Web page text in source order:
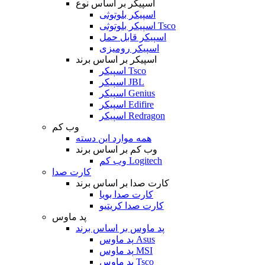
اسپیکر بر اساس نوع
اسپیکر بلوتوثی
اسپیکر بلوتوثی Tsco
اسپیکر قابل حمل
اسپیکر رومیزی
اسپیکر بر اساس برند
اسپیکر Tsco
اسپیکر JBL
اسپیکر Genius
اسپیکر Edifire
اسپیکر Redragon
وب کم
همه موارد این دسته
وب کم بر اساس برند
وب کم Logitech
کارت صدا
کارت صدا بر اساس برند
کارت صدا بویا
کارت صدا کریتیو
پد ماوس
پد ماوس بر اساس برند
پد ماوس Asus
پد ماوس MSI
پد ماوس Tsco